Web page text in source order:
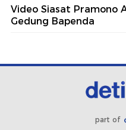
Video Siasat Pramono
Gedung Bapenda
part of